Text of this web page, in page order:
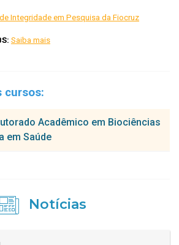
Integridade em Pesquisa da Fiocruz
Saiba mais
cursos:
Acadêmico em Biociências
em Saúde
de pessoal altamente qualificado,
para atuarem no mercado de
Notícias